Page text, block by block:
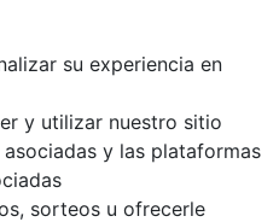
su experiencia en
y utilizar nuestro sitio
y las plataformas
sorteos u ofrecerle